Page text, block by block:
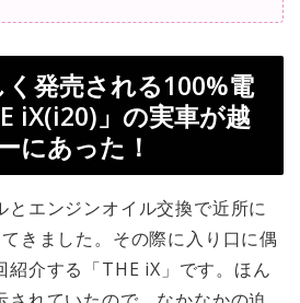
発売される100%電
iX(i20)」の実車が越
にあった！
とエンジンオイル交換で近所に
きました。その際に入り口に偶
紹介する「THE iX」です。ほん